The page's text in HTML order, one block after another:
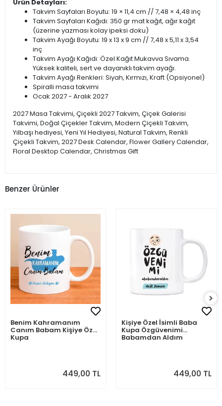
Ürün Detayları:
Takvim Sayfaları Boyutu: 19 × 11,4 cm // 7,48 × 4,48 inç
Takvim Sayfaları Kağıdı: 350 gr mat kağıt, ağır kağıt
(üzerine yazması kolay ipeksi doku)
Takvim Ayağı Boyutu: 19 x 13 x 9 cm // 7,48 x 5,11 x 3,54
inç
Takvim Ayağı Kağıdı: Özel Kağıt Mukavva Sıvama.
Yüksek kaliteli, sert ve dayanıklı takvim ayağı.
Takvim Ayağı Renkleri: Siyah, Kırmızı, Kraft (Opsiyonel)
Spiralli masa takvimi
Ocak 2027 - Aralık 2027
2027 Masa Takvimi, Çiçekli 2027 Takvim, Çiçek Galerisi
Takvimi, Doğal Çiçekler Takvim, Modern Çiçekli Takvim,
Yılbaşı hediyesi, Yeni Yıl Hediyesi, Natural Takvim, Renkli
Çiçekli Takvim, 2027 Desk Calendar, Flower Gallery Calendar,
Floral Desktop Calendar, Christmas Gift
Benzer Ürünler
Benim Kahramanım
Canım Babam Kişiye Özel
Kupa
449,00 TL
Kişiye Özel İsimli Baba
Kupa Özgüvenimi
Babamdan Aldım
449,00 TL